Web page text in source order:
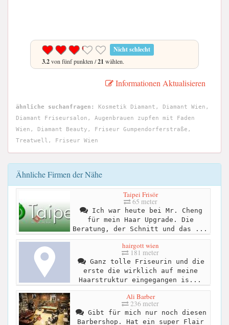
Nicht schlecht
3.2von fünf punkten /21 wählen.
Informationen Aktualisieren
ähnliche suchanfragen:
Kosmetik Diamant, Diamant Wien,
Diamant Friseursalon, Augenbrauen zupfen mit Faden
Wien, Diamant Beauty, Friseur Gumpendorferstraße,
Treatwell, Friseur Wien
Ähnliche Firmen der Nähe
Taipei Frisör
65 meter
Ich war heute bei Mr. Cheng
für mein Haar Upgrade. Die
Beratung, der Schnitt und das ...
hairgott wien
181 meter
Ganz tolle Friseurin und die
erste die wirklich auf meine
Haarstruktur eingegangen is...
Ali Barber
236 meter
Gibt für mich nur noch diesen
Barbershop. Hat ein super Flair